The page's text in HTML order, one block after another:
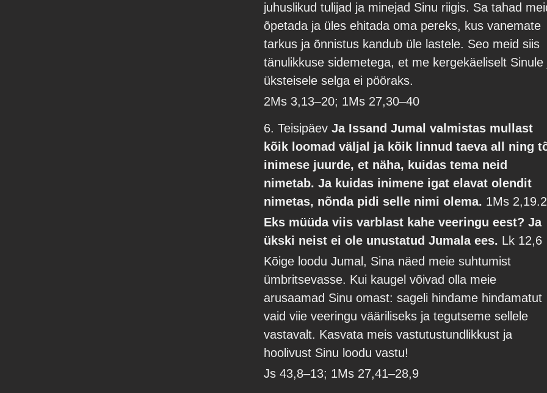
juhuslikud tulijad ja minejad Sinu riigis. Sa tahad
õpetada ja üles ehitada oma pereks, kus vanemate
tarkus ja õnnistus kandub üle lastele. Seo meid siis
tänulikkuse sidemetega, et me kergekäeliselt Sinule
üksteisele selga ei pööraks.
2Ms 3,13–20; 1Ms 27,30–40
6. TeisipäevJa Issand Jumal valmistas mullast
kõik loomad väljal ja kõik linnud taeva all ning
inimese juurde, et näha, kuidas tema neid
nimetab. Ja kuidas inimene igat elavat olendit
nimetas, nõnda pidi selle nimi olema. 1Ms
Eks müüda viis varblast kahe veeringu eest? Ja
ükski neist ei ole unustatud Jumala ees. Lk 12,6
Kõige loodu Jumal, Sina näed meie suhtumist
ümbritsevasse. Kui kaugel võivad olla meie
arusaamad Sinu omast: sageli hindame hindamatut
vaid viie veeringu vääriliseks ja tegutseme sellele
vastavalt. Kasvata meis vastutustundlikkust ja
hoolivust Sinu loodu vastu!
Js 43,8–13; 1Ms 27,41–28,9